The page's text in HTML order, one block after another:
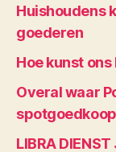
Huishoudens
goederen
Hoe kunst
Overal waar
spotgoedkoop
LIBRA DIENST